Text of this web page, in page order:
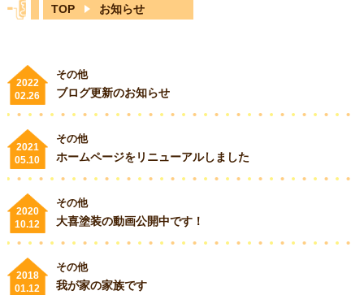
ブログ
お問い合わせ
TOP お知らせ
2022
02.26
その他
ブログ更新のお知らせ
2021
05.10
その他
ホームページをリニューアルしました
2020
10.12
その他
大喜塗装の動画公開中です！
2018
01.12
その他
我が家の家族です